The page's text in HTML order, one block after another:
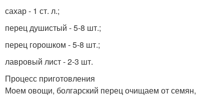
сахар - 1 ст. л.;
перец душистый - 5-8 шт.;
перец горошком - 5-8 шт.;
лавровый лист - 2-3 шт.
Процесс приготовления
Моем овощи, болгарский перец очищаем от семян,